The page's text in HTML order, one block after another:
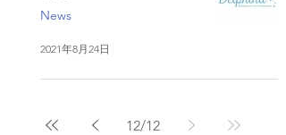
News
2021年8月24日
12/12